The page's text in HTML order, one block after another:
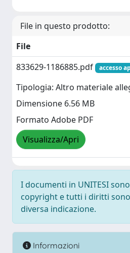
File in questo prodotto:
File
833629-1186885.pdf
accesso
Tipologia: Altro materiale
Dimensione 6.56 MB
Formato Adobe PDF
Visualizza/Apri
I documenti in UNITESI
copyright e tutti i diritti
diversa indicazione.
Informazioni